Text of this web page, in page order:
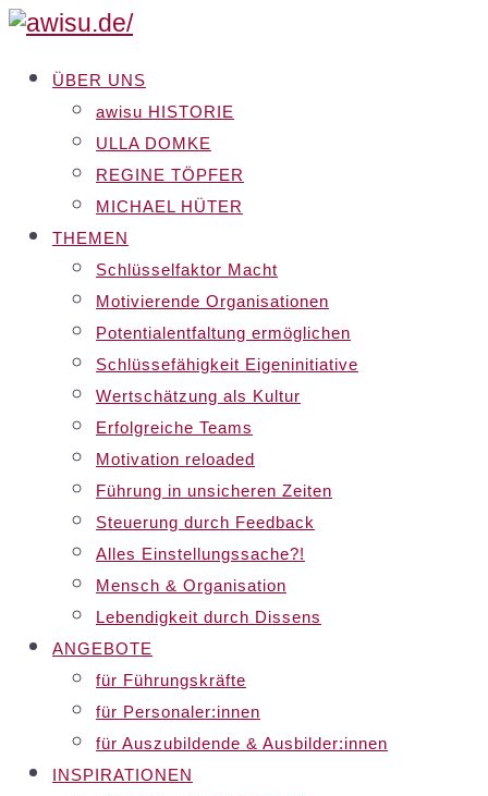
ÜBER UNS
awisu HISTORIE
ULLA DOMKE
REGINE TÖPFER
MICHAEL HÜTER
THEMEN
Schlüsselfaktor Macht
Motivierende Organisationen
Potentialentfaltung ermöglichen
Schlüssefähigkeit Eigeninitiative
Wertschätzung als Kultur
Erfolgreiche Teams
Motivation reloaded
Führung in unsicheren Zeiten
Steuerung durch Feedback
Alles Einstellungssache?!
Mensch & Organisation
Lebendigkeit durch Dissens
ANGEBOTE
für Führungskräfte
für Personaler:innen
für Auszubildende & Ausbilder:innen
INSPIRATIONEN